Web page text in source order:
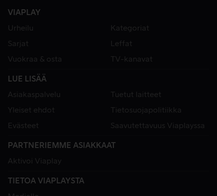
VIAPLAY
Urheilu
Kategoriat
Sarjat
Leffat
Vuokraa & osta
TV-kanavat
LUE LISÄÄ
Asiakaspalvelu
Tuetut laitteet
Yleiset ehdot
Tietosuojapolitiikka
Evästeet
Saavutettavuus Viaplayssa
PARTNERIEMME ASIAKKAAT
Aktivoi Viaplay
TIETOA VIAPLAYSTA